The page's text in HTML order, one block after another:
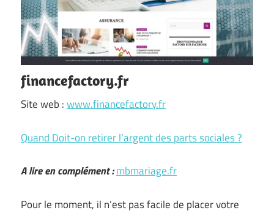
financefactory.fr
Site web :www.financefactory.fr
Quand Doit-on retirer l’argent des parts sociales ?
A lire en complément :mbmariage.fr
Pour le moment, il n’est pas facile de placer votre